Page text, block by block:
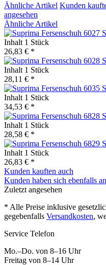
Ähnliche Artikel Kunden
angesehen
Ähnliche Artikel
Inhalt 1 Stück
26,83 € *
Inhalt 1 Stück
28,11 € *
Inhalt 1 Stück
34,53 € *
Inhalt 1 Stück
28,58 € *
Inhalt 1 Stück
26,83 € *
Kunden kauften auch
Kunden haben sich ebenfalls
Zuletzt angesehen
* Alle Preise inklusive
gegebenfalls Versandkosten,
Service Telefon
Mo.–Do. von 8–16 Uhr
Freitag von 8–14 Uhr